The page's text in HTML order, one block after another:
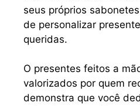
seus próprios
de personalizar
queridas.
O presentes feitos a
valorizados por quem
demonstra que você